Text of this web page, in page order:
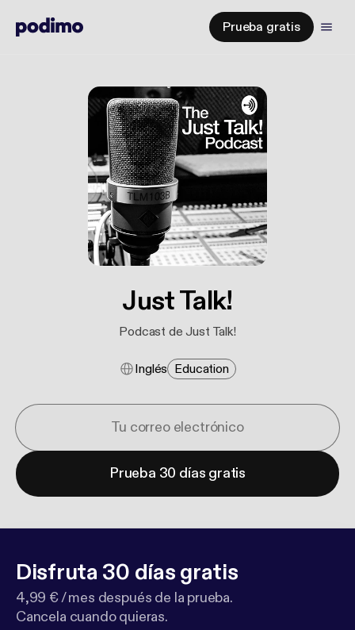
Prueba gratis
Just Talk!
Podcast de Just Talk!
Inglés Education
Prueba 30 días gratis
Disfruta 30 días gratis
4,99 € / mes después de la prueba.
Cancela cuando quieras.